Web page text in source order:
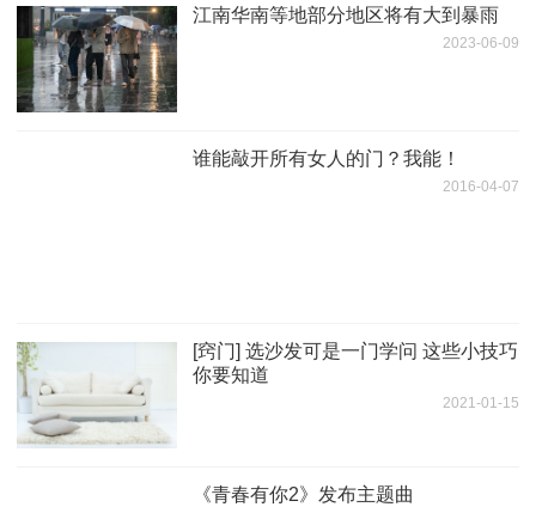
江南华南等地部分地区将有大到暴雨
2023-06-09
谁能敲开所有女人的门？我能！
2016-04-07
[窍门] 选沙发可是一门学问 这些小技巧
你要知道
2021-01-15
《青春有你2》发布主题曲